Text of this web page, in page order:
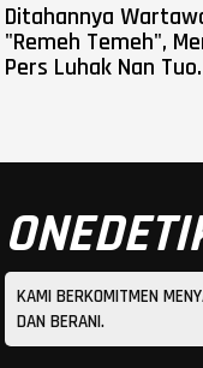
Ditahannya
"Remeh Temeh",
Pers Luhak Nan Tuo.
KAMI BERKOMITMEN
DAN BERANI.